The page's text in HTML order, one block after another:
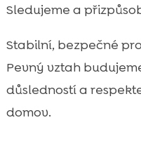
Sledujeme a
Stabilní, bezpečné
Pevný vztah
důsledností a
domov.